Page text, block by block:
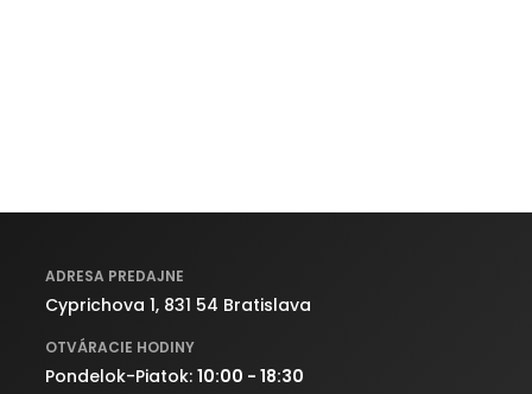
ADRESA PREDAJNE
Cyprichova 1, 831 54 Bratislava
OTVÁRACIE HODINY
Pondelok-Piatok: 10:00 - 18:30